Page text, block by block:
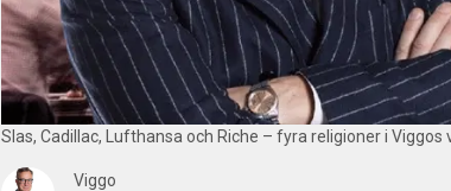
Slas, Cadillac, Lufthansa och Riche – fyra religioner i Viggos
Viggo